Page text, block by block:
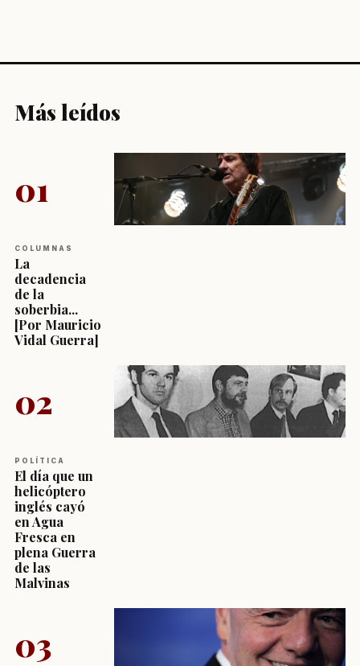
Más leídos
01
COLUMNAS
La
decadencia
de la
soberbia...
[Por Mauricio
Vidal Guerra]
02
POLÍTICA
El día que un
helicóptero
inglés cayó
en Agua
Fresca en
plena Guerra
de las
Malvinas
03